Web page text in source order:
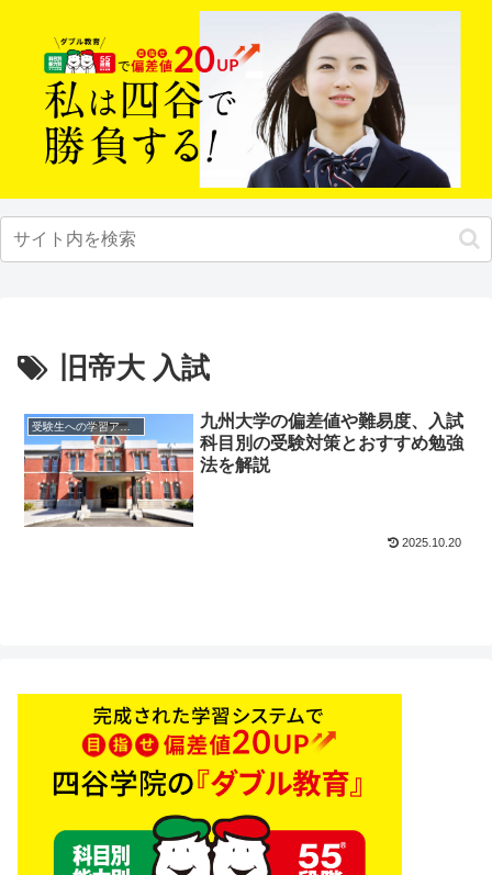
旧帝大 入試
受験生への学習アドバイス
九州大学の偏差値や難易度、入試
科目別の受験対策とおすすめ勉強
法を解説
2025.10.20